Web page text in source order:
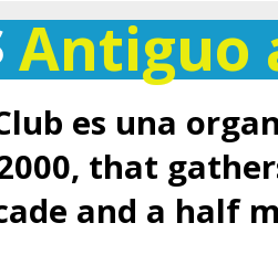
Antiguo
es una
that
and a half